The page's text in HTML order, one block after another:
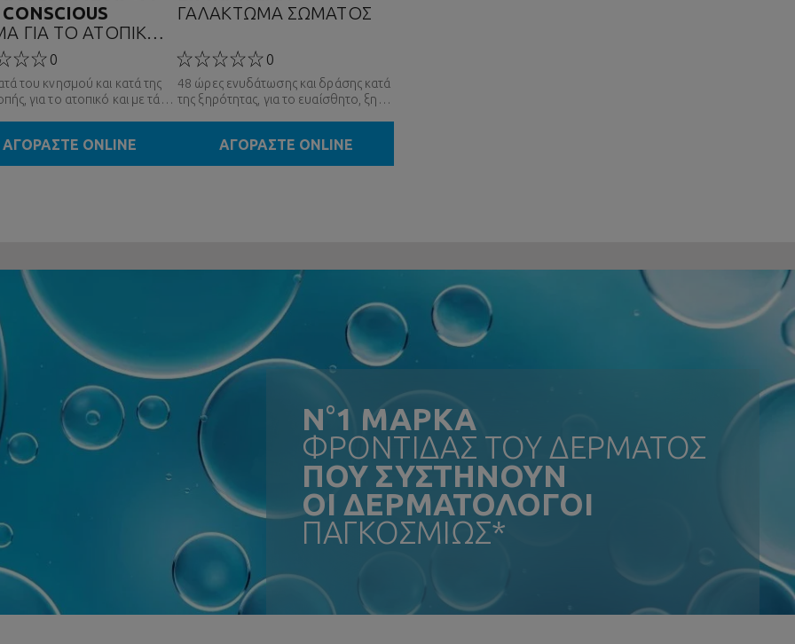
CONSCIOUS
ΓΙΑ ΤΟ ΑΤΟΠΙΚΟ
0
του κνησμού και κατά της
για το ατοπικό και με τάση
ΑΓΟΡΑΣΤΕ ONLINE
ΓΑΛΑΚΤΩΜΑ ΣΩΜΑΤΟΣ
0
48 ώρες ενυδάτωσης και δράσης κατά
της ξηρότητας, για το ευαίσθητο, ξηρό
ΑΓΟΡΑΣΤΕ ONLINE
N°1 ΜΑΡΚΑ
ΦΡΟΝΤΙΔΑΣ ΤΟΥ ΔΕΡΜΑΤΟΣ
ΠΟΥ ΣΥΣΤΗΝΟΥΝ
ΟΙ ΔΕΡΜΑΤΟΛΟΓΟΙ
ΠΑΓΚΟΣΜΙΩΣ*